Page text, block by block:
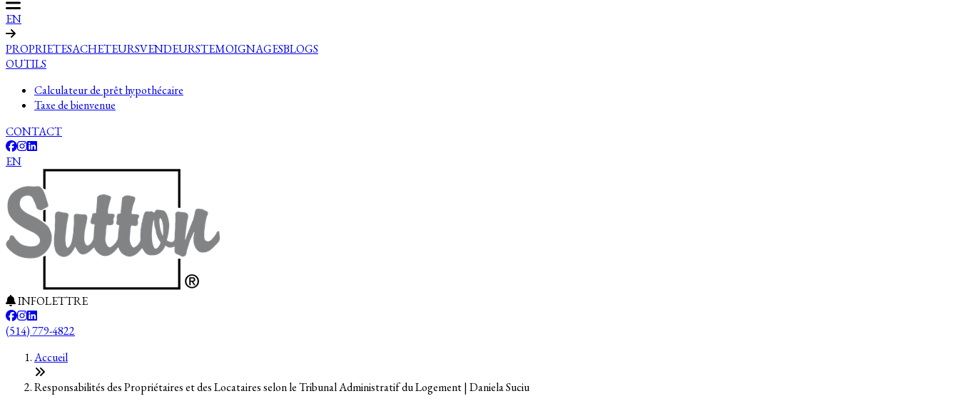
EN
PROPRIETESACHETEURSVENDEURSTEMOIGNAGESBLOGS
OUTILS
Calculateur de prêt hypothécaire
Taxe de bienvenue
CONTACT
EN
INFOLETTRE
(514) 779-4822
Accueil
Responsabilités des Propriétaires et des Locataires selon le Tribunal Administratif du Logement | Daniela Suciu